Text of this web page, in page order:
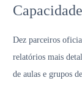
Dez parceiros
relatórios mais
de aulas e grupos